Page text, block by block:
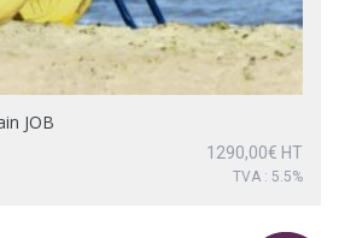
JOB
1290,00€ HT
TVA : 5.5%